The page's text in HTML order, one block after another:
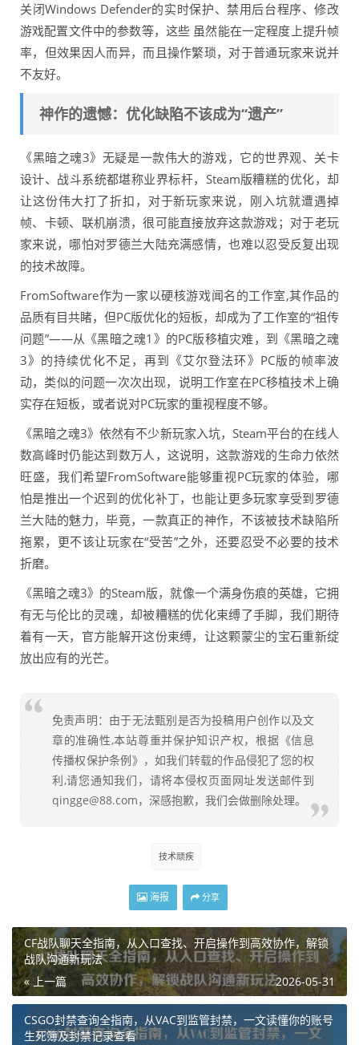
关闭Windows Defender的实时保护、禁用后台程序、修改
游戏配置文件中的参数等，这些 虽然能在一定程度上提升帧
率，但效果因人而异，而且操作繁琐，对于普通玩家来说并
不友好。
神作的遗憾：优化缺陷不该成为“遗产”
《黑暗之魂3》无疑是一款伟大的游戏，它的世界观、关卡
设计、战斗系统都堪称业界标杆，Steam版糟糕的优化，却
让这份伟大打了折扣，对于新玩家来说，刚入坑就遭遇掉
帧、卡顿、联机崩溃，很可能直接放弃这款游戏；对于老玩
家来说，哪怕对罗德兰大陆充满感情，也难以忍受反复出现
的技术故障。
FromSoftware作为一家以硬核游戏闻名的工作室,其作品的
品质有目共睹，但PC版优化的短板，却成为了工作室的“祖传
问题”——从《黑暗之魂1》的PC版移植灾难，到《黑暗之魂
3》的持续优化不足，再到《艾尔登法环》PC版的帧率波
动，类似的问题一次次出现，说明工作室在PC移植技术上确
实存在短板，或者说对PC玩家的重视程度不够。
《黑暗之魂3》依然有不少新玩家入坑，Steam平台的在线人
数高峰时仍能达到数万人，这说明，这款游戏的生命力依然
旺盛，我们希望FromSoftware能够重视PC玩家的体验，哪
怕是推出一个迟到的优化补丁，也能让更多玩家享受到罗德
兰大陆的魅力，毕竟，一款真正的神作，不该被技术缺陷所
拖累，更不该让玩家在“受苦”之外，还要忍受不必要的技术
折磨。
《黑暗之魂3》的Steam版，就像一个满身伤痕的英雄，它拥
有无与伦比的灵魂，却被糟糕的优化束缚了手脚，我们期待
着有一天，官方能解开这份束缚，让这颗蒙尘的宝石重新绽
放出应有的光芒。
免责声明：由于无法甄别是否为投稿用户创作以及文
章的准确性,本站尊重并保护知识产权，根据《信息
传播权保护条例》，如我们转载的作品侵犯了您的权
利,请您通知我们，请将本侵权页面网址发送邮件到
qingge@88.com，深感抱歉，我们会做删除处理。
技术顽疾
海报 分享
CF战队聊天全指南，从入口查找、开启操作到高效协作，解锁
战队沟通新玩法
« 上一篇
2026-05-31
CSGO封禁查询全指南，从VAC到监管封禁，一文读懂你的账号
生死簿及封禁记录查看